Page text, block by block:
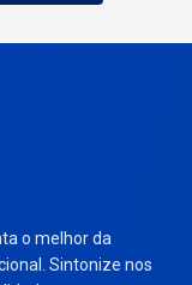
o melhor da
Sintonize nos